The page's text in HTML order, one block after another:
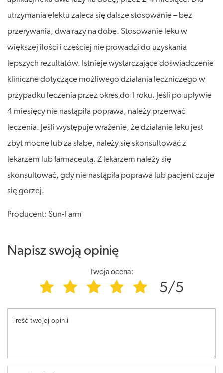
utrzymania efektu zaleca się dalsze stosowanie – bez
przerywania, dwa razy na dobę. Stosowanie leku w
większej ilości i częściej nie prowadzi do uzyskania
lepszych rezultatów. Istnieje wystarczające doświadczenie
kliniczne dotyczące możliwego działania leczniczego w
przypadku leczenia przez okres do 1 roku. Jeśli po upływie
4 miesięcy nie nastąpiła poprawa, należy przerwać
leczenia. Jeśli występuje wrażenie, że działanie leku jest
zbyt mocne lub za słabe, należy się skonsultować z
lekarzem lub farmaceutą. Z lekarzem należy się
skonsultować, gdy nie nastąpiła poprawa lub pacjent czuje
się gorzej.
Producent: Sun-Farm
Napisz swoją opinię
Twoja ocena:
5/5
Treść twojej opinii